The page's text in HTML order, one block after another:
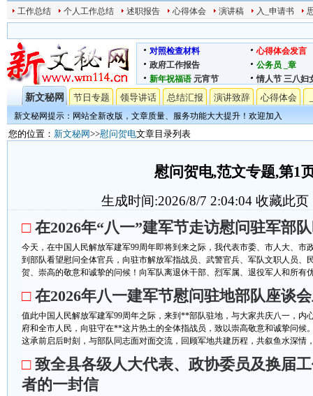
工作总结 个人工作总结 述职报告 心得体会 演讲稿 入_申请书
对照检查材料
心得体会发言
政府工作报告
公务员
_章
新年祝福语 元宵节 情人节 三八妇
新文秘网 节日专题 领导讲话 总结汇报 演讲致辞 心得体会
新文秘网提示：网站全新改版，文章质量、服务功能大大提升！欢迎加入
您的位置： 新文秘网>>慰问贺电文章目录列表
慰问贺电,范文专题,第1
生成时间:2026/8/7 2:04:04 收藏此页
□ 在2026年“八一”建军节走访慰问驻军部
今天，在中国人民解放军建军99周年即将到来之际，我代表市委、市人大、市
到部队看望慰问全体官兵，向驻市解放军指战员、武警官兵、军队文职人员、
贺、崇高的敬意和诚挚的问候！向军队离退休干部、烈军属、退役军人和所有
□ 在2026年八一建军节慰问驻地部队座谈
值此中国人民解放军建军99周年之际，来到**部队驻地，与大家共庆八一，内
府和全市人民，向驻守在**这片热土的全体指战员，致以崇高敬意和诚挚问候
这承前启后时刻，与部队同志面对面交流，回顾军地共建历程，共叙鱼水深情
□ 致全县各级人大代表、政协委员及换届
者的一封信